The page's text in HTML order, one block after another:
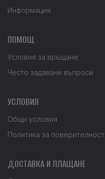
Информация
ПОМОЩ
Условия за връщане
Често задавани въпроси
УСЛОВИЯ
Общи условия
Политика за поверителност
ДОСТАВКА И ПЛАЩАНЕ